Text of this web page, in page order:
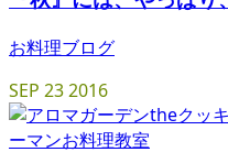
お料理ブログ
SEP 232016